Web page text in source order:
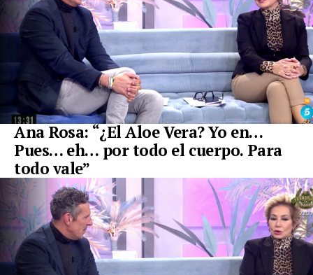
Ana Rosa: “¿El Aloe Vera? Yo en…
Pues… eh… por todo el cuerpo. Para
todo vale”